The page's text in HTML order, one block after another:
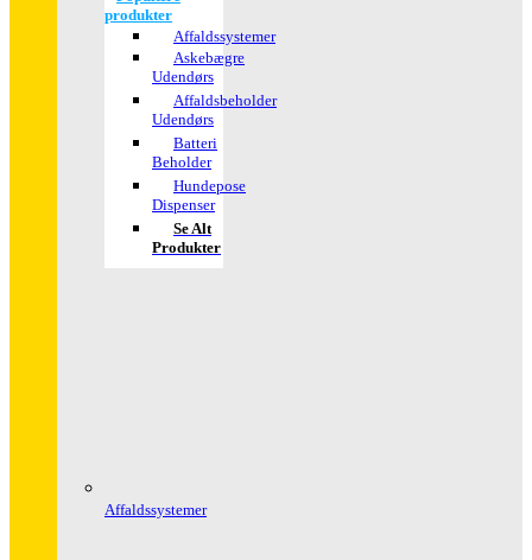
produkter
Affaldssystemer
Askebægre
Udendørs
Affaldsbeholder
Udendørs
Batteri
Beholder
Hundepose
Dispenser
Se Alt
Produkter
Affaldssystemer